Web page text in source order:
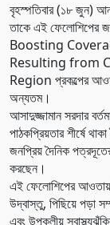
বৃহস্পতিবার (১৮ জুন)
তাকে এই ফেলোশিপের
Boosting
Resulting from
Region প্রকল্পের
অন্যতম।
আসাদুজ্জামান সরদার
পাঠকপ্রিয়তার শীর্ষে
জনপ্রিয় দৈনিক
করছেন।
এই ফেলোশিপের আওতায়
উদ্বাস্তু, পিছিয়ে পড়া
এবং উপকূলীয়